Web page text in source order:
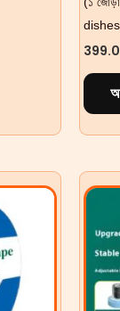
dishes